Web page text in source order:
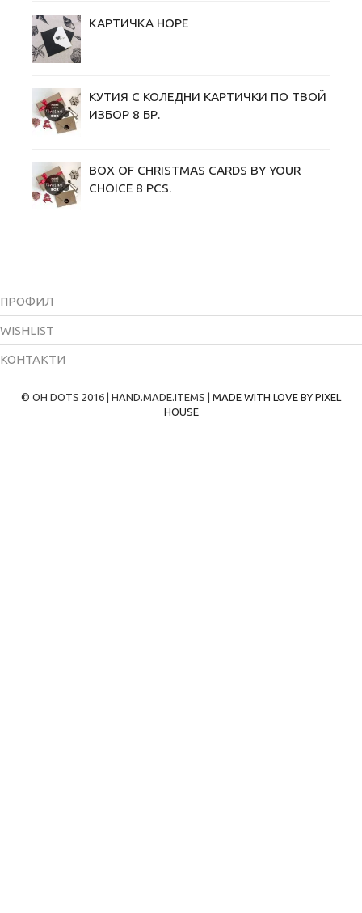
КАРТИЧКА HOPE
КУТИЯ С КОЛЕДНИ KАРТИЧКИ ПО ТВОЙ
ИЗБОР 8 БР.
BOX OF CHRISTMAS CARDS BY YOUR
CHOICE 8 PCS.
ПРОФИЛ
WISHLIST
КОНТАКТИ
© OH DOTS 2016 | HAND.MADE.ITEMS | MADE WITH LOVE BY PIXEL
HOUSE